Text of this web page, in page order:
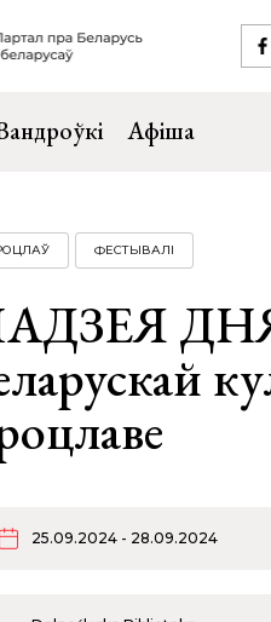
Афіша
ФЕСТЫВАЛІ
25.09.2024 - 28.09.2024